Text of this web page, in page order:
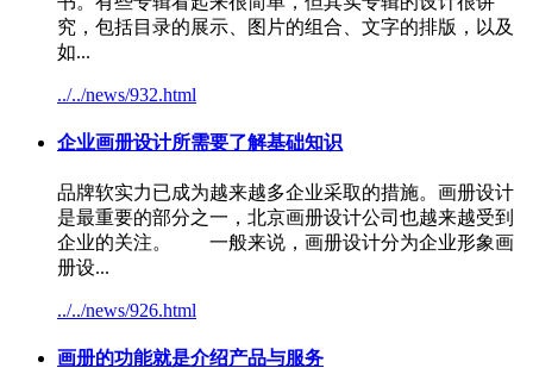
究，包括目录的展示、图片的组合、文字的排版，以及
如...
../../news/932.html
企业画册设计所需要了解基础知识
品牌软实力已成为越来越多企业采取的措施。画册设计
是最重要的部分之一， 北京画册设计公司也越来越受到
企业的关注。 一般来说，画册设计分为企业形象画
册设...
../../news/926.html
画册的功能就是介绍产品与服务